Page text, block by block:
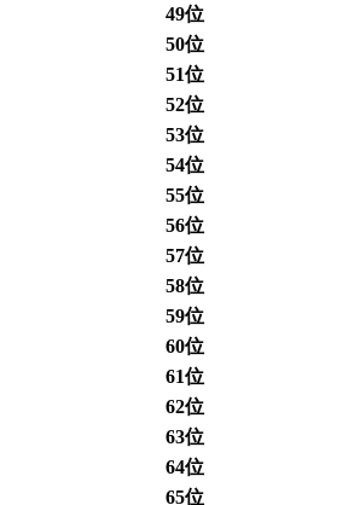
49位
50位
51位
52位
53位
54位
55位
56位
57位
58位
59位
60位
61位
62位
63位
64位
65位